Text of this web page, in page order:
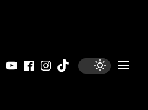
YouTubeFacebookInstagram
Tiktok